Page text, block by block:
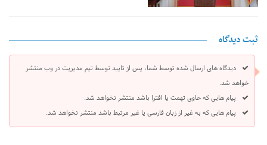
ثبت دیدگاه
دیدگاه های ارسال شده توسط شما، پس از تایید توسط تیم مدیریت در وب منتشر
خواهد شد.
پیام هایی که حاوی تهمت یا افترا باشد منتشر نخواهد شد.
پیام هایی که به غیر از زبان فارسی یا غیر مرتبط باشد منتشر نخواهد شد.